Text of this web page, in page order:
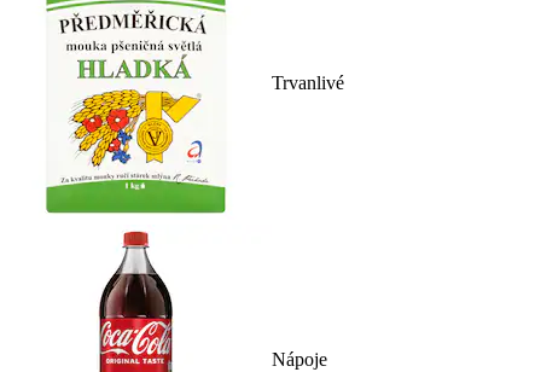
Trvanlivé
Nápoje